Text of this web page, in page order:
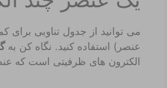
می توانید از جدول تناوبی
عنصر) استفاده کنید. نگاه کن به
الکترون های ظرفیتی است که